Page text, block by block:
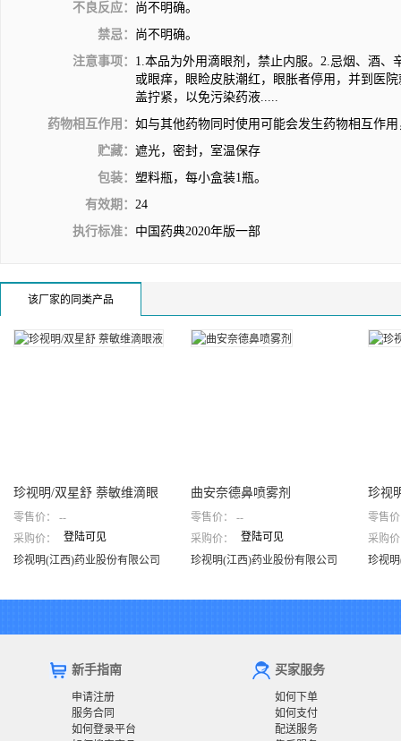
不良反应： 尚不明确。
禁忌： 尚不明确。
注意事项： 1.本品为外用滴眼剂，禁止内服。2.忌烟、酒
或眼痒，眼睑皮肤潮红，眼胀者停用，并到医
盖拧紧，以免污染药液.....
药物相互作用： 如与其他药物同时使用可能会发生药物相互作
贮藏： 遮光，密封，室温保存
包装： 塑料瓶，每小盒装1瓶。
有效期： 24
执行标准： 中国药典2020年版一部
该厂家的同类产品
珍视明/双星舒 萘敏维滴眼
液
珍视明(江西)药业股份有限公司
珍视明/双星舒 萘敏维滴眼
液
零售价：
--
采购价：
登陆可见
珍视明(江西)药业股份有限公司
曲安奈德鼻喷雾剂
珍视明(江西)药业股份有限公司
曲安奈德鼻喷雾剂
零售价：
--
采购价：
登陆可见
珍视明(江西)药业股份有限公司
珍视
液
珍视
液
零售
采购
珍视
新手指南
申请注册
服务合同
如何登录平台
买家服务
如何下单
如何支付
配送服务